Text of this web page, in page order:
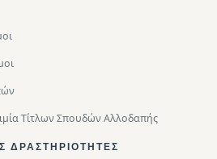
Τίτλων Σπουδών Αλλοδαπής
ΔΡΑΣΤΗΡΙΌΤΗΤΕΣ